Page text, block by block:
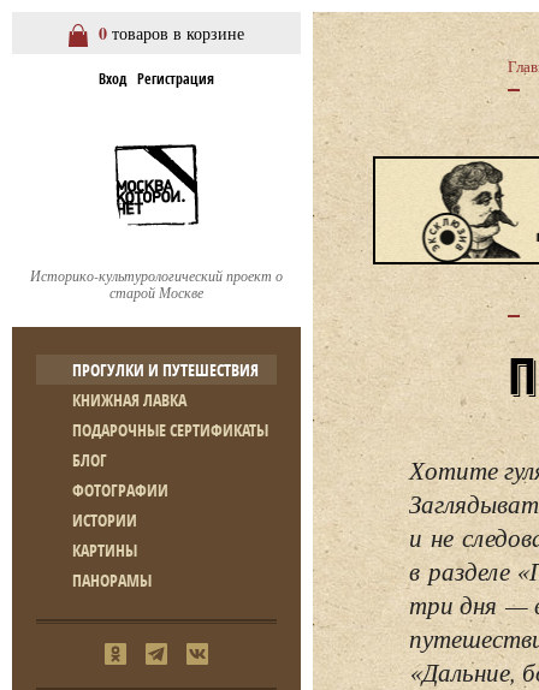
0 товаров в корзине
Вход Регистрация
Историко-культурологический проект о
старой Москве
ПРОГУЛКИ И ПУТЕШЕСТВИЯ
КНИЖНАЯ ЛАВКА
ПОДАРОЧНЫЕ СЕРТИФИКАТЫ
БЛОГ
ФОТОГРАФИИ
ИСТОРИИ
КАРТИНЫ
ПАНОРАМЫ
Хотите
и не
в разделе
три дня —
«Дальние,